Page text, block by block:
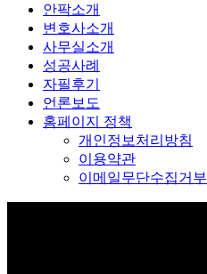
안팍소개
변호사소개
사무실소개
성공사례
자필후기
언론보도
홈페이지 정책
개인정보처리방침
이용약관
이메일무단수집거부